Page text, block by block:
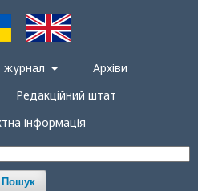
журнал
Архіви
Редакційний штат
інформація
Пошук